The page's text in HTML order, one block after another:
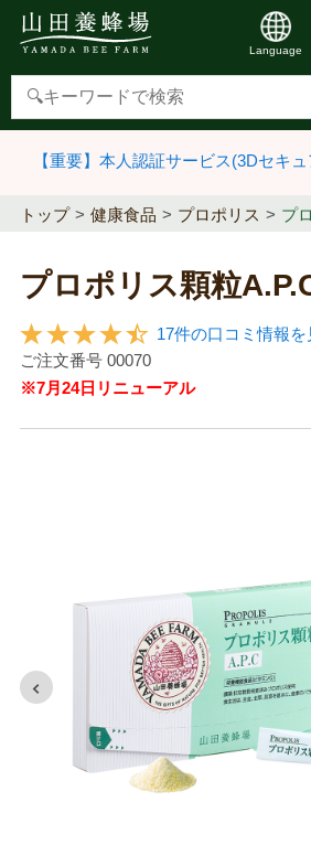
Language
【重要】本人認証サービス(3Dセキ
トップ 健康食品 プロポリス プ
プロポリス顆粒
17件の口コミ情報
ご注文番号 00070
※7月24日リニューアル